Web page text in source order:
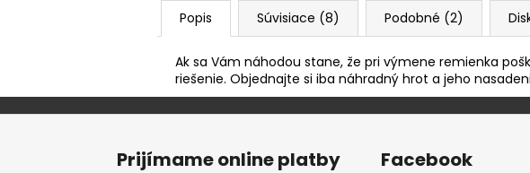
Popis Súvisiace (8) Podobné (2)
Ak sa Vám náhodou stane, že pri výmene remienka
riešenie. Objednajte si iba náhradný hrot a jeho
Prijímame online platby Facebook